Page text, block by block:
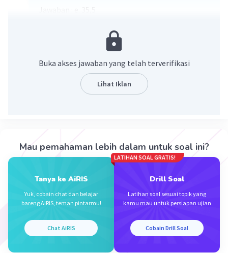
Buka akses jawaban yang telah terverifikasi
Lihat Iklan
Mau pemahaman lebih dalam untuk soal ini?
Tanya ke AiRIS
Yuk, cobain chat dan belajar
bareng AiRIS, teman pintarmu!
Chat AiRIS
LATIHAN SOAL GRATIS!
Drill Soal
Latihan soal sesuai topik yang
kamu mau untuk persiapan ujian
Cobain Drill Soal